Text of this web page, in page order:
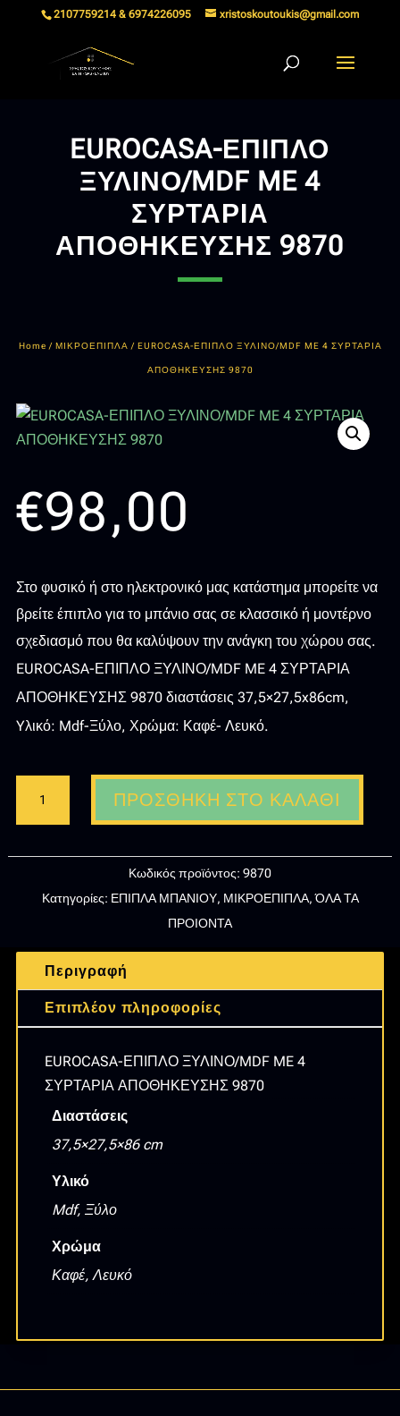
2107759214 & 6974226095 xristoskoutoukis@gmail.com
EUROCASA-ΕΠΙΠΛΟ
ΞΥΛΙΝΟ/MDF ME 4
ΣΥΡΤΑΡΙΑ
ΑΠΟΘΗΚΕΥΣΗΣ 9870
Home / ΜΙΚΡΟΕΠΙΠΛΑ / EUROCASA-ΕΠΙΠΛΟ ΞΥΛΙΝΟ/MDF ME 4 ΣΥΡΤΑΡΙΑ
ΑΠΟΘΗΚΕΥΣΗΣ 9870
€98,00
Στο φυσικό ή στο ηλεκτρονικό μας κατάστημα μπορείτε να
βρείτε έπιπλο για το μπάνιο σας σε κλασσικό ή μοντέρνο
σχεδιασμό που θα καλύψουν την ανάγκη του χώρου σας.
EUROCASA-ΕΠΙΠΛΟ ΞΥΛΙΝΟ/MDF ME 4 ΣΥΡΤΑΡΙΑ
ΑΠΟΘΗΚΕΥΣΗΣ 9870 διαστάσεις 37,5×27,5x86cm,
Yλικό: Mdf-Ξύλο, Χρώμα: Καφέ- Λευκό.
ME
ΣΥΡΤΑΡΙΑ
9870
ποσότητα
ΠΡΟΣΘΉΚΗ ΣΤΟ ΚΑΛΆΘΙ
Κωδικός προϊόντος: 9870
Κατηγορίες: ΕΠΙΠΛΑ ΜΠΑΝΙΟΥ, ΜΙΚΡΟΕΠΙΠΛΑ,ΌΛΑ ΤΑ
ΠΡΟΙΟΝΤΑ
Περιγραφή
Επιπλέον πληροφορίες
EUROCASA-ΕΠΙΠΛΟ ΞΥΛΙΝΟ/MDF ME 4
ΣΥΡΤΑΡΙΑ ΑΠΟΘΗΚΕΥΣΗΣ 9870
Διαστάσεις
37,5×27,5×86 cm
Υλικό
Mdf, Ξύλο
Χρώμα
Καφέ, Λευκό